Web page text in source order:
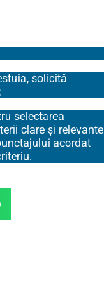
solicită
selectarea
clare și relevante
acordat